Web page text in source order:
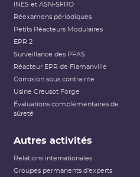
INES et ASN-SFRO
Réexamens périodiques
Petits Réacteurs Modulaires
EPR 2
Surveillance des PFAS
Réacteur EPR de Flamanville
Corrosion sous contrainte
Usine Creusot Forge
Évaluations complémentaires de
sûreté
Autres activités
Relations internationales
Groupes permanents d'experts